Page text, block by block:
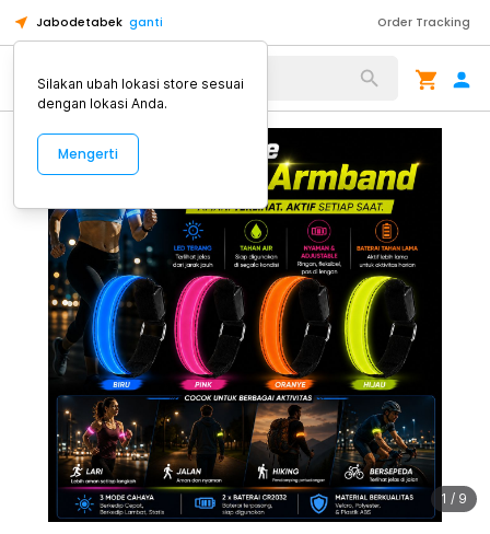
Jabodetabek ganti Order Tracking
Alat Kopi
1 / 9
Silakan ubah lokasi store sesuai
dengan lokasi Anda.
Mengerti